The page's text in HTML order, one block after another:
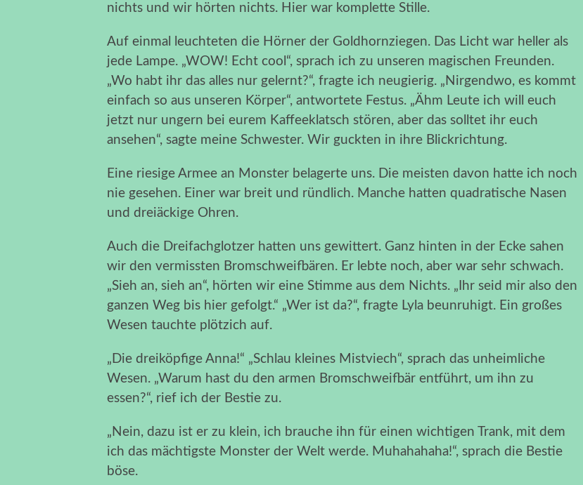
nichts und wir hörten nichts. Hier war komplette Stille.
Auf einmal leuchteten die Hörner der Goldhornziegen. Das Licht war heller als
jede Lampe. „WOW! Echt cool“, sprach ich zu unseren magischen Freunden.
„Wo habt ihr das alles nur gelernt?“, fragte ich neugierig. „Nirgendwo, es kommt
einfach so aus unseren Körper“, antwortete Festus. „Ähm Leute ich will euch
jetzt nur ungern bei eurem Kaffeeklatsch stören, aber das solltet ihr euch
ansehen“, sagte meine Schwester. Wir guckten in ihre Blickrichtung.
Eine riesige Armee an Monster belagerte uns. Die meisten davon hatte ich noch
nie gesehen. Einer war breit und ründlich. Manche hatten quadratische Nasen
und dreiäckige Ohren.
Auch die Dreifachglotzer hatten uns gewittert. Ganz hinten in der Ecke sahen
wir den vermissten Bromschweifbären. Er lebte noch, aber war sehr schwach.
„Sieh an, sieh an“, hörten wir eine Stimme aus dem Nichts. „Ihr seid mir also den
ganzen Weg bis hier gefolgt.“ „Wer ist da?“, fragte Lyla beunruhigt. Ein großes
Wesen tauchte plötzich auf.
„Die dreiköpfige Anna!“ „Schlau kleines Mistviech“, sprach das unheimliche
Wesen. „Warum hast du den armen Bromschweifbär entführt, um ihn zu
essen?“, rief ich der Bestie zu.
„Nein, dazu ist er zu klein, ich brauche ihn für einen wichtigen Trank, mit dem
ich das mächtigste Monster der Welt werde. Muhahahaha!“, sprach die Bestie
böse.